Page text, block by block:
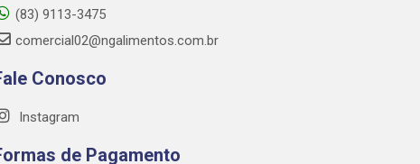
(83) 9113-3475
comercial02@ngalimentos.com.br
Conosco
Instagram
de Pagamento